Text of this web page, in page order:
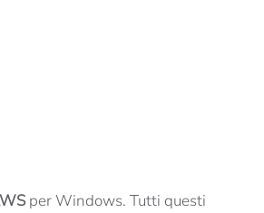
per Windows. Tutti questi